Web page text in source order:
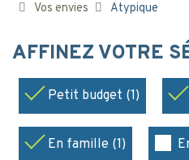
Vos envies Atypique
AFFINEZ VOTRE
Petit budget (1)
En famille (1)